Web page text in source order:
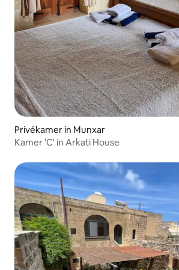
Privékamer in Munxar
Kamer 'C' in Arkati House